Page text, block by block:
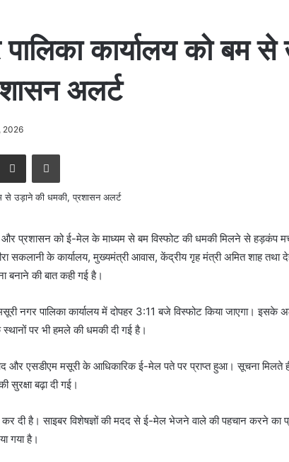
कार्यालय को बम
अलर्ट
2026
Share via Email Print
और प्रशासन को ई-मेल के माध्यम से बम विस्फोट की धमकी मिलने से हड़कंप
सकलानी के कार्यालय, मुख्यमंत्री आवास, केंद्रीय गृह मंत्री अमित शाह
बनाने की बात कही गई है।
नगर पालिका कार्यालय में दोपहर 3:11 बजे विस्फोट किया जाएगा। इसके
पर भी हमले की धमकी दी गई है।
और एसडीएम मसूरी के आधिकारिक ई-मेल पते पर प्राप्त हुआ। सूचना मिलते
सुरक्षा बढ़ा दी गई।
दी है। साइबर विशेषज्ञों की मदद से ई-मेल भेजने वाले की पहचान करने का
गया है।